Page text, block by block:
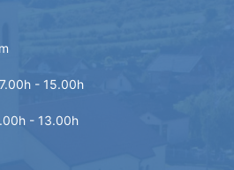
- 15.00h
- 13.00h